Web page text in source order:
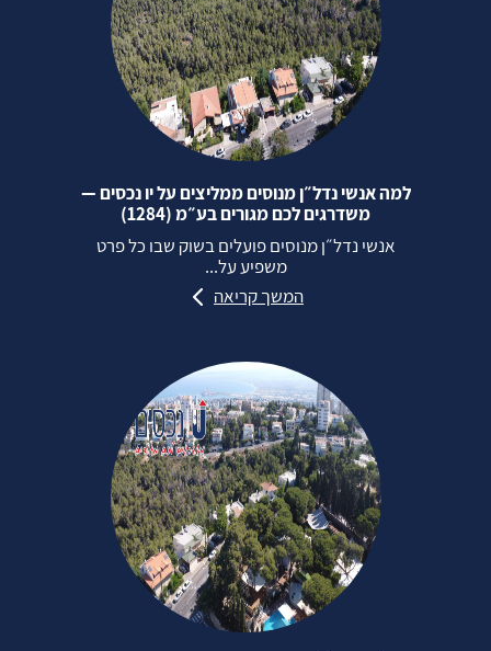
למה אנשי נדל״ן מנוסים ממליצים על יו נכסים —
משדרגים לכם מגורים בע״מ (1284)
אנשי נדל״ן מנוסים פועלים בשוק שבו כל פרט
משפיע על...
המשך קריאה